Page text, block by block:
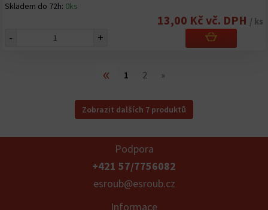
Skladem do 72h: 0ks
13,00 Kč vč. DPH / ks
- +
« 1 2 »
Zobrazit dalších 7 produktů
Podpora
+421 57/7756082
esroub@esroub.cz
Informace